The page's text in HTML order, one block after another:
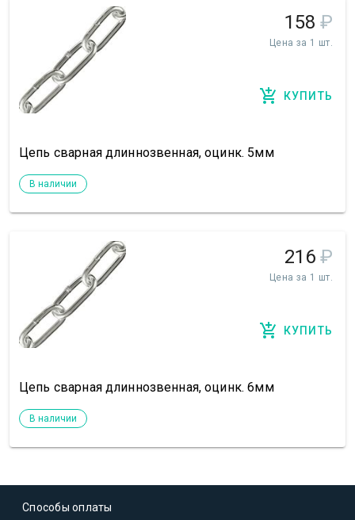
158 ₽
Цена за 1 шт.
КУПИТЬ
Цепь сварная длиннозвенная, оцинк. 5мм
В наличии
216 ₽
Цена за 1 шт.
КУПИТЬ
Цепь сварная длиннозвенная, оцинк. 6мм
В наличии
Способы оплаты